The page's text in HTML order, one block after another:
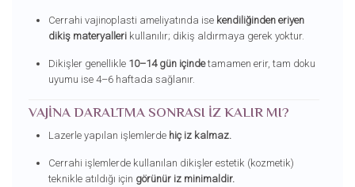
Cerrahi vajinoplasti ameliyatında ise kendiliğinden eriyen
dikiş materyallerikullanılır; dikiş aldırmaya gerek yoktur.
Dikişler genellikle 10–14 gün içindetamamen erir, tam doku
uyumu ise 4–6 haftada sağlanır.
VAJINA DARALTMA SONRASI İZ KALIR MI?
Lazerle yapılan işlemlerde hiç iz kalmaz.
Cerrahi işlemlerde kullanılan dikişler estetik (kozmetik)
teknikle atıldığı için görünür iz minimaldir.